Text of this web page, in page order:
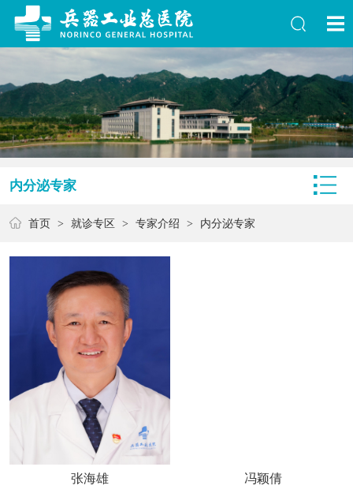
内分泌专家
首页 > 就诊专区 > 专家介绍 > 内分泌专家
张海雄 冯颖倩